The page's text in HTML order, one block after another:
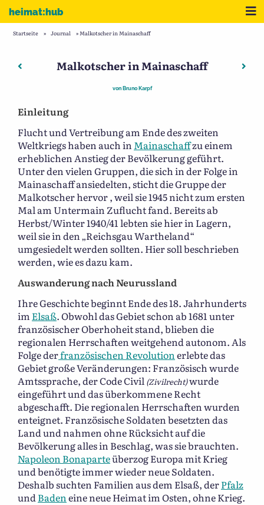
Zum Inhalt
heimat:hub
Startseite » Journal »Malkotscher in Mainaschaff
Beitragsnavigation
Vorheriger: Der Kleiderfabrikant Johann Desch (1848-
Malkotscher in Mainaschaff
von Bruno Karpf
Einleitung
Flucht und Vertreibung am Ende des zweiten
Weltkriegs haben auch in Mainaschaffzu einem
erheblichen Anstieg der Bevölkerung geführt.
Unter den vielen Gruppen, die sich in der Folge in
Mainaschaff ansiedelten, sticht die Gruppe der
Malkotscher hervor , weil sie 1945 nicht zum ersten
Mal am Untermain Zuflucht fand. Bereits ab
Herbst/Winter 1940/41 lebten sie hier in Lagern,
weil sie in den „Reichsgau Wartheland“
umgesiedelt werden sollten. Hier soll beschrieben
werden, wie es dazu kam.
Auswanderung nach Neurussland
Ihre Geschichte beginnt Ende des 18. Jahrhunderts
im Elsaß. Obwohl das Gebiet schon ab 1681 unter
französischer Oberhoheit stand, blieben die
regionalen Herrschaften weitgehend autonom. Als
Folge derfranzösischen Revolutionerlebte das
Gebiet große Veränderungen: Französisch wurde
Amtssprache, der Code Civil (Zivilrecht)wurde
eingeführt und das überkommene Recht
abgeschafft. Die regionalen Herrschaften wurden
enteignet. Französische Soldaten besetzten das
Land und nahmen ohne Rücksicht auf die
Bevölkerung alles in Beschlag, was sie brauchten.
Napoleon Bonaparteüberzog Europa mit Krieg
und benötigte immer wieder neue Soldaten.
Deshalb suchten Familien aus dem Elsaß, derPfalz
undBadeneine neue Heimat im Osten, ohne Krieg.